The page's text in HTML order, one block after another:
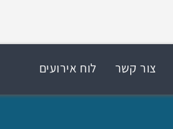
צור קשר לוח אירועים